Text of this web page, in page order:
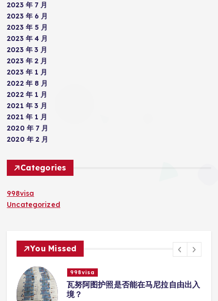
2023 年 7 月
2023 年 6 月
2023 年 5 月
2023 年 4 月
2023 年 3 月
2023 年 2 月
2023 年 1 月
2022 年 8 月
2022 年 1 月
2021 年 3 月
2021 年 1 月
2020 年 7 月
2020 年 2 月
Categories
998visa
Uncategorized
You Missed
998visa
瓦努阿图护照是否能在马尼拉使用国际
学校的注册？